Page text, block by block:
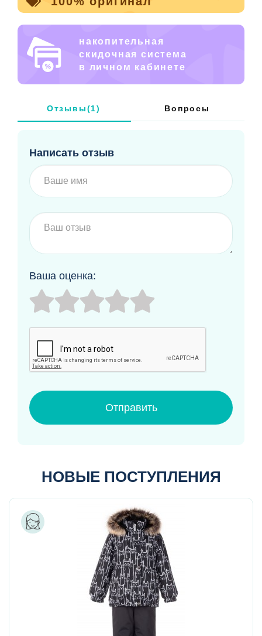
накопительная
скидочная система
в личном кабинете
Отзывы(1) Вопросы
Написать отзыв
Ваша оценка:
Отправить
НОВЫЕ ПОСТУПЛЕНИЯ